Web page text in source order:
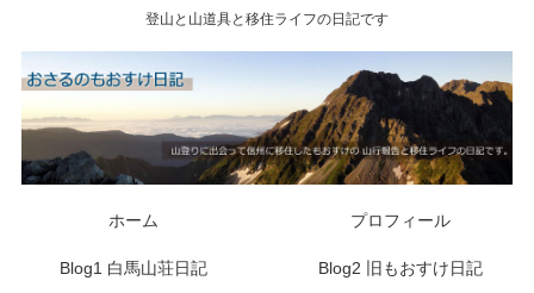
登山と山道具と移住ライフの日記です
ホーム プロフィール
Blog1 白馬山荘日記 Blog2 旧もおすけ日記